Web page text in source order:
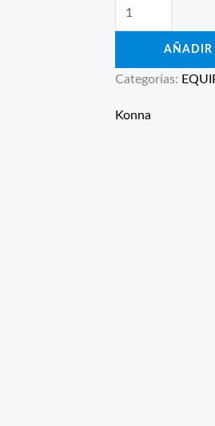
AÑADIR
Categorías:
Konna